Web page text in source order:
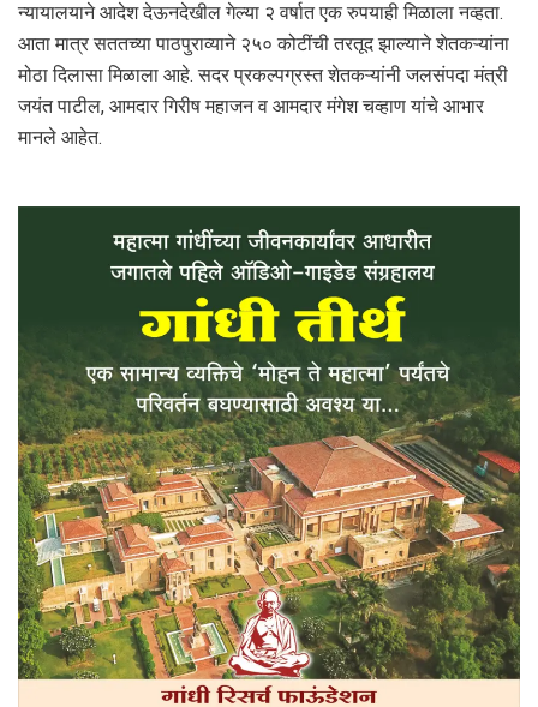
न्यायालयाने आदेश देऊनदेखील गेल्या २ वर्षात एक रुपयाही मिळाला नव्हता.
आता मात्र सततच्या पाठपुराव्याने २५० कोटींची तरतूद झाल्याने शेतकऱ्यांना
मोठा दिलासा मिळाला आहे. सदर प्रकल्पग्रस्त शेतकऱ्यांनी जलसंपदा मंत्री
जयंत पाटील, आमदार गिरीष महाजन व आमदार मंगेश चव्हाण यांचे आभार
मानले आहेत.